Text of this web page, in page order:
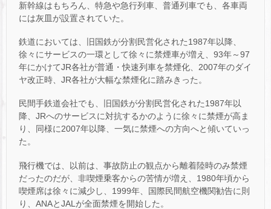
新幹線はもちろん、特急や急行列車、普通列車でも、各車両
には灰皿が設置されていた。
鉄道においては、旧国鉄が分割民営化された1987年以降、
徐々にサービスの一環として徐々に禁煙車が増え、93年～97
年にかけてJR各社が普通・快速列車を禁煙化、2007年のダイ
ヤ改正時、JR各社が大幅な禁煙化に踏みきった。
民間手鉄道会社でも、旧国鉄が分割民営化された1987年以
降、JRへのサービスに対抗するかのように徐々に禁煙が高ま
り、同様に2007年以降、一気に禁煙への方向へと傾いていっ
た。
飛行機では、以前は、事故防止の観点から離着陸時のみ禁煙
だったのだが、非喫煙乗客からの苦情が増え、1980年頃から
喫煙席は徐々に減少し、1999年、国際民間航空機関勧告に則
り、ANAとJALが全面禁煙を開始した。